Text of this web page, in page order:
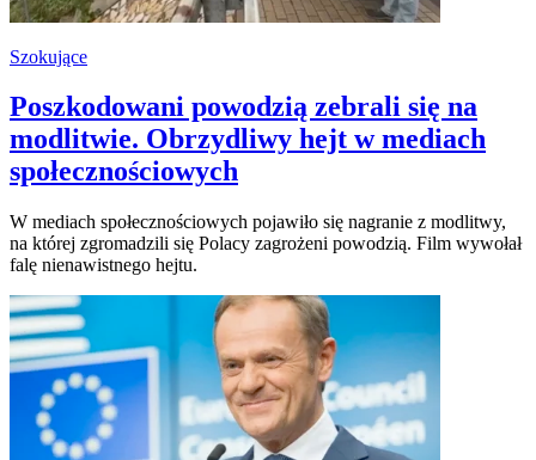
Szokujące
Poszkodowani powodzią zebrali się na
modlitwie. Obrzydliwy hejt w mediach
społecznościowych
W mediach społecznościowych pojawiło się nagranie z modlitwy,
na której zgromadzili się Polacy zagrożeni powodzią. Film wywołał
falę nienawistnego hejtu.